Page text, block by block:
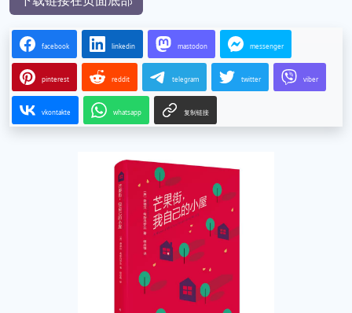
facebook linkedin mastodon messenger
pinterest reddit telegram twitter viber
vkontakte whatsapp 复制链接